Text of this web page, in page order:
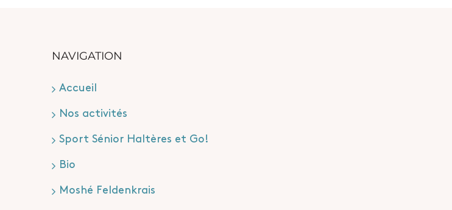
NAVIGATION
Accueil
Nos activités
Sport Sénior Haltères et Go!
Bio
Moshé Feldenkrais